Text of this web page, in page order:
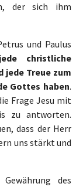
der sich ihm
und Paulus
jede christliche
jede Treue zum
Gottes haben.
Frage Jesu mit
zu antworten.
dass der Herr
uns stärkt und
des